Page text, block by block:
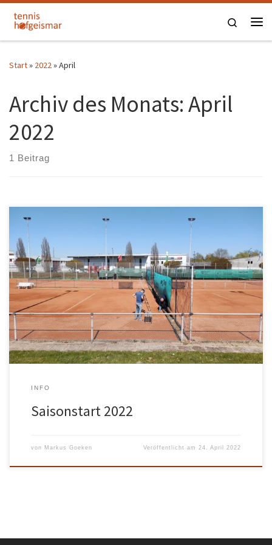
Zum Inhalt springen
Search
Start» 2022»April
Archiv des Monats:April
2022
1 Beitrag
Seit Samstag, 23.04.2022 sind unsere Plätze fertig gestellt und
bespielbar. Ganz herzlichen Dank an alle Helfer! Wir wünschen
allen Vereinsmitgliedern und Gästen einen erfolgreiche Tennis
Saison 2022!
INFO
Saisonstart 2022
von Markus Goeken Veröffentlicht am 24. April 2022